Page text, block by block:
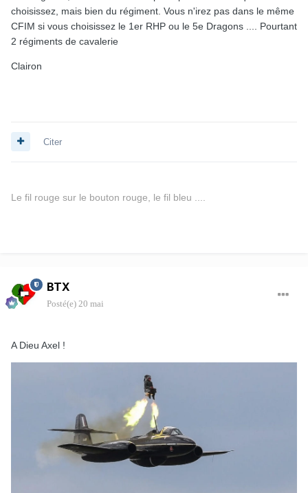
choisissez, mais bien du régiment. Vous n'irez pas dans le même
CFIM si vous choisissez le 1er RHP ou le 5e Dragons .... Pourtant
2 régiments de cavalerie
Clairon
Citer
Le fil rouge sur le bouton rouge, le fil bleu ....
BTX
Posté(e) 20 mai
A Dieu Axel !